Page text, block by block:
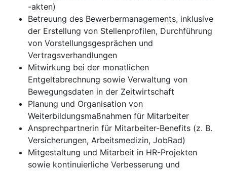
-akten)
Betreuung des Bewerbermanagements, inklusive
der Erstellung von Stellenprofilen, Durchführung
von Vorstellungsgesprächen und
Vertragsverhandlungen
Mitwirkung bei der monatlichen
Entgeltabrechnung sowie Verwaltung von
Bewegungsdaten in der Zeitwirtschaft
Planung und Organisation von
Weiterbildungsmaßnahmen für Mitarbeiter
Ansprechpartnerin für Mitarbeiter-Benefits (z. B.
Versicherungen, Arbeitsmedizin, JobRad)
Mitgestaltung und Mitarbeit in HR-Projekten
sowie kontinuierliche Verbesserung und